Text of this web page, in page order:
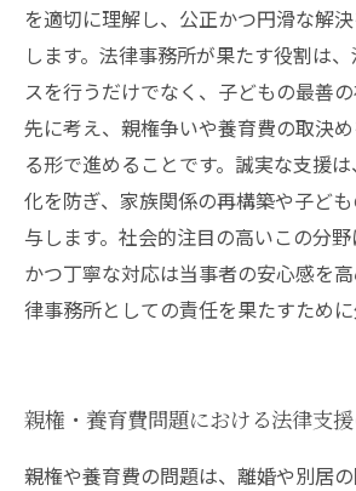
を適切に理解し、公正かつ円滑な解
します。法律事務所が果たす役割は
スを行うだけでなく、子どもの最善
先に考え、親権争いや養育費の取決
る形で進めることです。誠実な支援
化を防ぎ、家族関係の再構築や子ど
与します。社会的注目の高いこの分
かつ丁寧な対応は当事者の安心感を
律事務所としての責任を果たすために
親権・養育費問題における法律支
親権や養育費の問題は、離婚や別居